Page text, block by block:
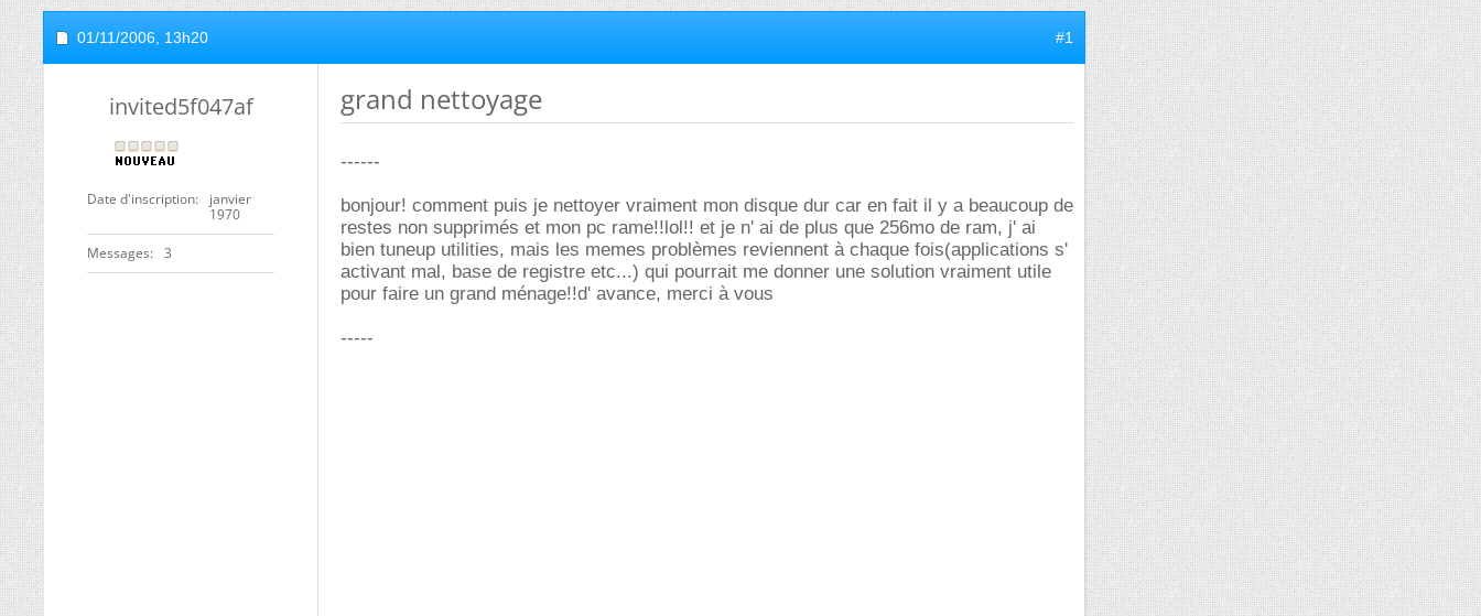
01/11/2006, 13h20 #1
invited5f047af
Date d'inscription
janvier
1970
Messages 3
grand nettoyage
------
bonjour! comment puis je nettoyer vraiment mon disque dur car en fait il y a beaucoup de
restes non supprimés et mon pc rame!!lol!! et je n' ai de plus que 256mo de ram, j' ai
bien tuneup utilities, mais les memes problèmes reviennent à chaque fois(applications s'
activant mal, base de registre etc...) qui pourrait me donner une solution vraiment utile
pour faire un grand ménage!!d' avance, merci à vous
-----